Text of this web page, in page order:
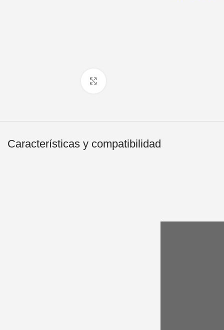
Características y compatibilidad